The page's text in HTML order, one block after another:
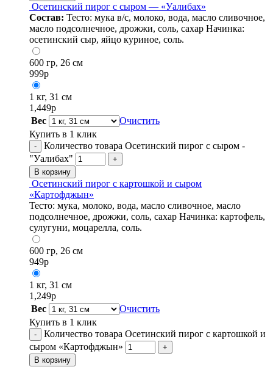
Осетинский пирог с сыром — «Уалибах»
Состав: Тесто: мука в/с, молоко, вода, масло сливочное,
масло подсолнечное, дрожжи, соль, сахар Начинка:
осетинский сыр, яйцо куриное, соль.
600 гр, 26 см
999р
1 кг, 31 см
1,449р
Вес
Очистить
Купить в 1 клик
-
Количество товара Осетинский пирог с сыром -
"Уалибах"
+
В корзину
Осетинский пирог с картошкой и сыром
«Картофджын»
Тесто: мука, молоко, вода, масло сливочное, масло
подсолнечное, дрожжи, соль, сахар Начинка: картофель,
сулугуни, моцарелла, соль.
600 гр, 26 см
949р
1 кг, 31 см
1,249р
Вес
Очистить
Купить в 1 клик
-
Количество товара Осетинский пирог с картошкой и
сыром «Картофджын»
+
В корзину